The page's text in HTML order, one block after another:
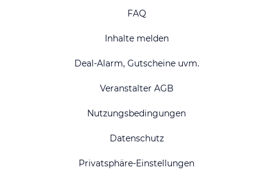
FAQ
Inhalte melden
Deal-Alarm, Gutscheine uvm.
Veranstalter AGB
Nutzungsbedingungen
Datenschutz
Privatsphäre-Einstellungen